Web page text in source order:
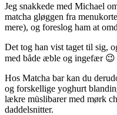
Jeg snakkede med Michael
matcha gløggen fra
mere), og foreslog ham at
Det tog han vist taget til sig,
med både æble og ingefær 😉
Hos Matcha bar kan du
og forskellige yoghurt
lækre müslibarer med mørk
daddelsnitter.